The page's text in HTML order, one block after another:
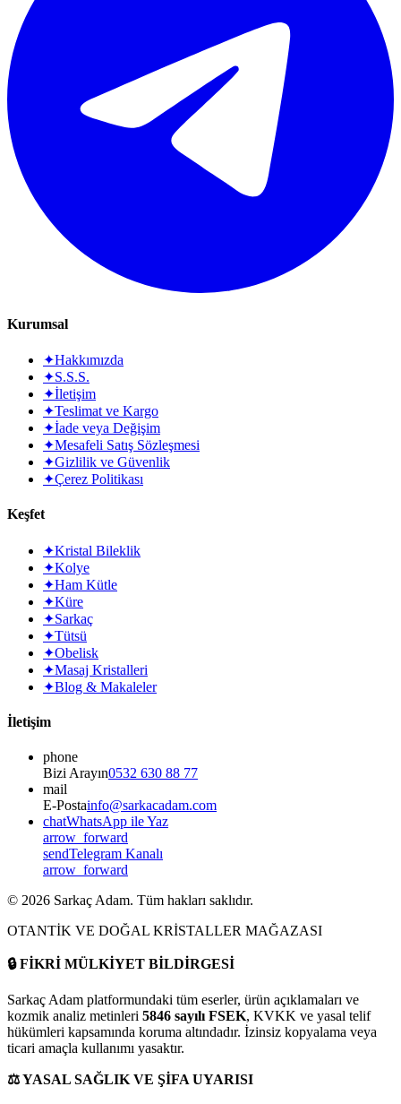
Kurumsal
✦Hakkımızda
✦S.S.S.
✦İletişim
✦Teslimat ve Kargo
✦İade veya Değişim
✦Mesafeli Satış Sözleşmesi
✦Gizlilik ve Güvenlik
✦Çerez Politikası
Keşfet
✦Kristal Bileklik
✦Kolye
✦Ham Kütle
✦Küre
✦Sarkaç
✦Tütsü
✦Obelisk
✦Masaj Kristalleri
✦Blog & Makaleler
İletişim
phone
Bizi Arayın0532 630 88 77
mail
E-Postainfo@sarkacadam.com
chatWhatsApp ile Yaz
arrow_forward
sendTelegram Kanalı
arrow_forward
© 2026 Sarkaç Adam. Tüm hakları saklıdır.
OTANTİK VE DOĞAL KRİSTALLER MAĞAZASI
🔒FİKRİ MÜLKİYET BİLDİRGESİ
Sarkaç Adam platformundaki tüm eserler, ürün açıklamaları ve
kozmik analiz metinleri 5846 sayılı FSEK, KVKK ve yasal telif
hükümleri kapsamında koruma altındadır. İzinsiz kopyalama veya
ticari amaçla kullanımı yasaktır.
⚖️YASAL SAĞLIK VE ŞİFA UYARISI